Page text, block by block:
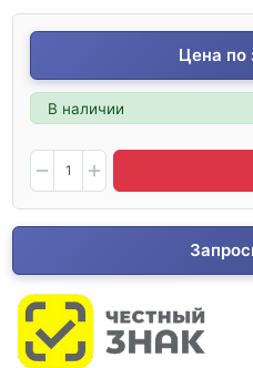
Цена по
В наличии